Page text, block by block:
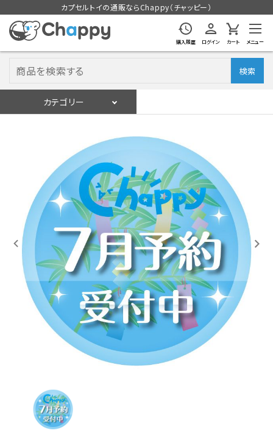
カプセルトイの通販ならChappy（チャッピー）
購入履歴 ログイン カート メニュー
検索
カテゴリー
入荷スケジュールをチェック
カプセルトイマシン本体
カプセルトイ
販促用空カプセル
レンタル
景品・玩具・文具
販促用カプセルトイ